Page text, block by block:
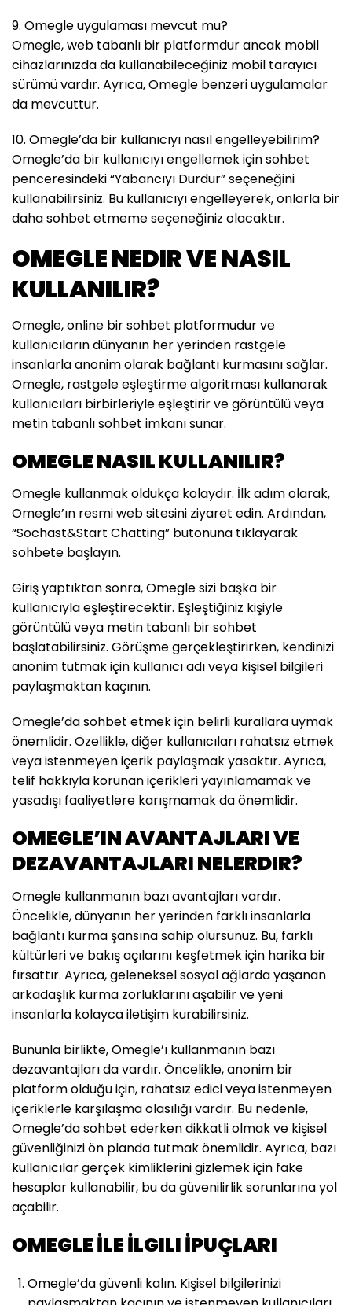
9. Omegle uygulaması mevcut mu?
Omegle, web tabanlı bir platformdur ancak mobil
cihazlarınızda da kullanabileceğiniz mobil tarayıcı
sürümü vardır. Ayrıca, Omegle benzeri uygulamalar
da mevcuttur.
10. Omegle’da bir kullanıcıyı nasıl engelleyebilirim?
Omegle’da bir kullanıcıyı engellemek için sohbet
penceresindeki “Yabancıyı Durdur” seçeneğini
kullanabilirsiniz. Bu kullanıcıyı engelleyerek, onlarla bir
daha sohbet etmeme seçeneğiniz olacaktır.
OMEGLE NEDIR VE NASIL
KULLANILIR?
Omegle, online bir sohbet platformudur ve
kullanıcıların dünyanın her yerinden rastgele
insanlarla anonim olarak bağlantı kurmasını sağlar.
Omegle, rastgele eşleştirme algoritması kullanarak
kullanıcıları birbirleriyle eşleştirir ve görüntülü veya
metin tabanlı sohbet imkanı sunar.
OMEGLE NASIL KULLANILIR?
Omegle kullanmak oldukça kolaydır. İlk adım olarak,
Omegle’ın resmi web sitesini ziyaret edin. Ardından,
“Sochast&Start Chatting” butonuna tıklayarak
sohbete başlayın.
Giriş yaptıktan sonra, Omegle sizi başka bir
kullanıcıyla eşleştirecektir. Eşleştiğiniz kişiyle
görüntülü veya metin tabanlı bir sohbet
başlatabilirsiniz. Görüşme gerçekleştirirken, kendinizi
anonim tutmak için kullanıcı adı veya kişisel bilgileri
paylaşmaktan kaçının.
Omegle’da sohbet etmek için belirli kurallara uymak
önemlidir. Özellikle, diğer kullanıcıları rahatsız etmek
veya istenmeyen içerik paylaşmak yasaktır. Ayrıca,
telif hakkıyla korunan içerikleri yayınlamamak ve
yasadışı faaliyetlere karışmamak da önemlidir.
OMEGLE’IN AVANTAJLARI VE
DEZAVANTAJLARI NELERDIR?
Omegle kullanmanın bazı avantajları vardır.
Öncelikle, dünyanın her yerinden farklı insanlarla
bağlantı kurma şansına sahip olursunuz. Bu, farklı
kültürleri ve bakış açılarını keşfetmek için harika bir
fırsattır. Ayrıca, geleneksel sosyal ağlarda yaşanan
arkadaşlık kurma zorluklarını aşabilir ve yeni
insanlarla kolayca iletişim kurabilirsiniz.
Bununla birlikte, Omegle’ı kullanmanın bazı
dezavantajları da vardır. Öncelikle, anonim bir
platform olduğu için, rahatsız edici veya istenmeyen
içeriklerle karşılaşma olasılığı vardır. Bu nedenle,
Omegle’da sohbet ederken dikkatli olmak ve kişisel
güvenliğinizi ön planda tutmak önemlidir. Ayrıca, bazı
kullanıcılar gerçek kimliklerini gizlemek için fake
hesaplar kullanabilir, bu da güvenilirlik sorunlarına yol
açabilir.
OMEGLE İLE İLGILI İPUÇLARI
Omegle’da güvenli kalın. Kişisel bilgilerinizi